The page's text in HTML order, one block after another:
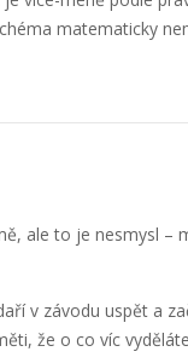
matematicky
ale to je nesmysl –
v závodu uspět a
že o co víc